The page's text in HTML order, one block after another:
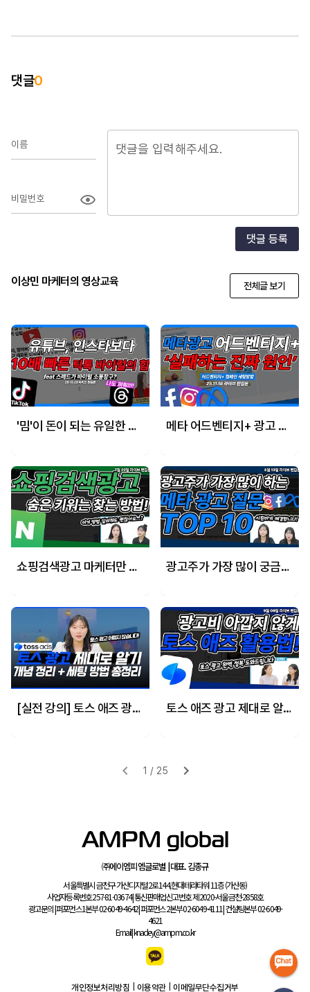
댓글0
이름
비밀번호
댓글 등록
이상민 마케터의 영상교육 전체글 보기
'밈'이 돈이 되는 유일한 곳, 틱톡 광고가 바이럴 마케팅을 장악한 비결 메타 어드벤티지+ 광고 절대 실패하지 않는 세팅방법!
쇼핑검색광고 마케터만 아는 숨은 키워드 찾는 방법! 광고주가 가장 많이 궁금해 하는 메타광고 궁금증 top 10
[실전 강의] 토스 애즈 광고 세팅 완벽 가이드-토스에서 광고하기 전 꼭 알아야 할 개념 & 설정 방법 토스 애즈 광고 제대로 알기: 개념 정리 + 세팅 방법 총정리